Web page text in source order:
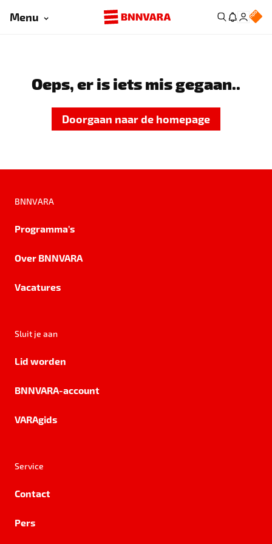
Menu
Oeps, er is iets mis gegaan..
Doorgaan naar de homepage
BNNVARA
Programma's
Over BNNVARA
Vacatures
Sluit je aan
Lid worden
BNNVARA-account
VARAgids
Service
Contact
Pers